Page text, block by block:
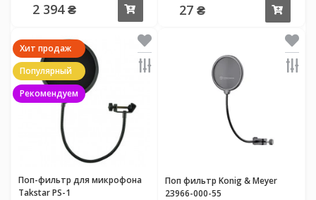
2 394 ₴ 27 ₴
Хит продаж
Популярный
Рекомендуем
Поп-фильтр для микрофона
Takstar PS-1
Поп фильтр Konig & Meyer
23966-000-55